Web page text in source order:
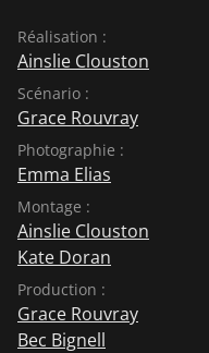
Réalisation :
Ainslie Clouston
Scénario :
Grace Rouvray
Photographie :
Emma Elias
Montage :
Ainslie Clouston
Kate Doran
Production :
Grace Rouvray
Bec Bignell